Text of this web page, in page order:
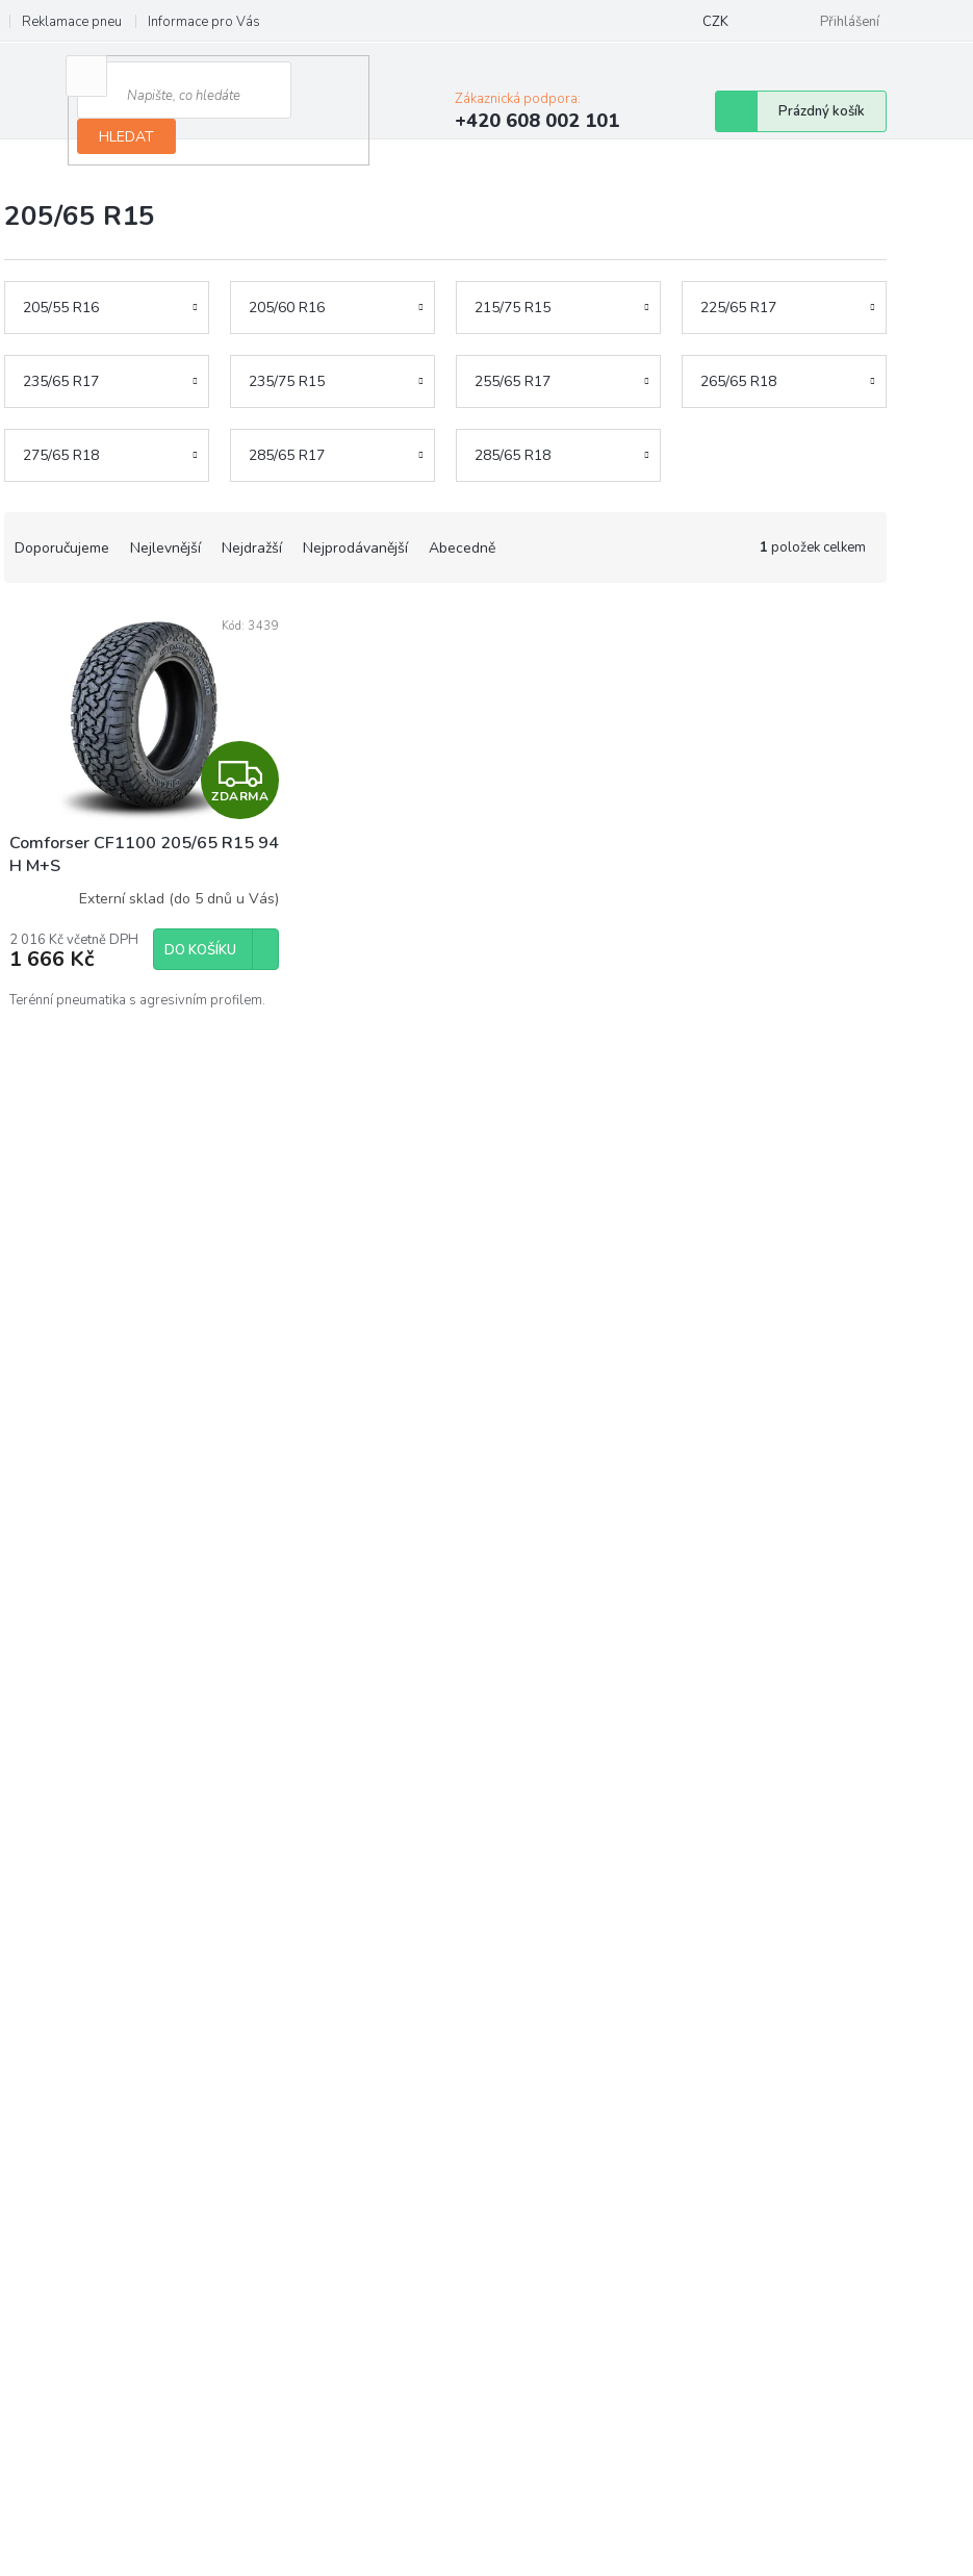
Reklamace pneu Informace pro Vás Mapa serveru Moje objednávka
CZK Přihlášení
HLEDAT
Zákaznická podpora:
+420 608 002 101
Nákupní
košík
Prázdný košík
205/65 R15
205/55 R16 205/60 R16 215/75 R15 225/65 R17
235/65 R17 235/75 R15 255/65 R17 265/65 R18
275/65 R18 285/65 R17 285/65 R18
Doporučujeme Nejlevnější Nejdražší Nejprodávanější Abecedně 1 položek celkem
k
Z
D
A
R
A
ZDARMA
Comforser CF1100 205/65 R15 94
H M+S
Externí sklad (do 5 dnů u Vás)
2 016 Kč včetně DPH
1 666 Kč DO KOŠÍKU
Terénní pneumatika s agresivním profilem.
Kód: 3439